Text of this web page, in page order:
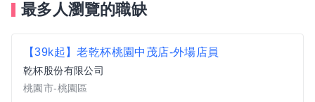
最多人瀏覽的職缺
【39k起】老乾杯桃園中茂店-外場店員
乾杯股份有限公司
桃園市-桃園區